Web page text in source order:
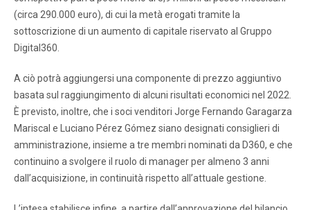
(circa 290.000 euro), di cui la metà erogati tramite la
sottoscrizione di un aumento di capitale riservato al Gruppo
Digital360.
A ciò potrà aggiungersi una componente di prezzo aggiuntivo
basata sul raggiungimento di alcuni risultati economici nel 2022.
È previsto, inoltre, che i soci venditori Jorge Fernando Garagarza
Mariscal e Luciano Pérez Gómez siano designati consiglieri di
amministrazione, insieme a tre membri nominati da D360, e che
continuino a svolgere il ruolo di manager per almeno 3 anni
dall’acquisizione, in continuità rispetto all’attuale gestione.